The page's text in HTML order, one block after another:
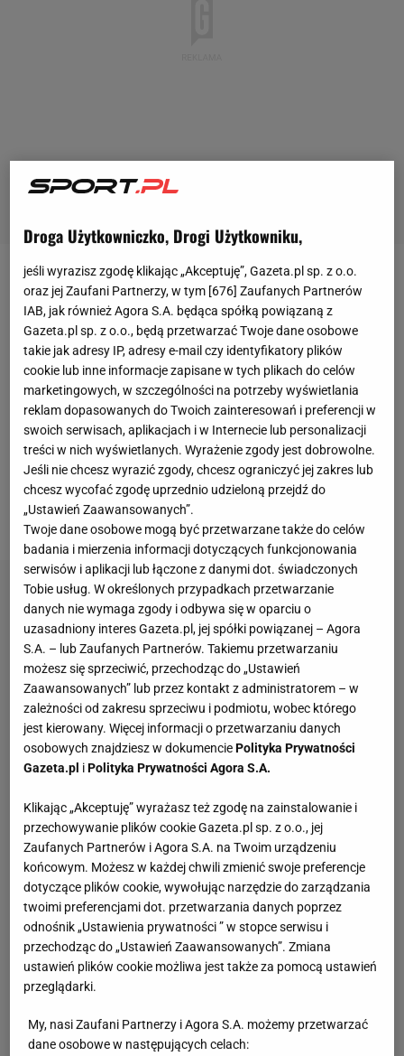
Bologna była absolutną rewelacją minionego sezonu
Serie A. Pod wodzą Thiago Motty skorzystali z faktu,
iż włoskiejlidzew nowym formacieLigi Mistrzów
przysługiwało pięć miejsc, a nie cztery i właśnie z
piątej lokaty awansowali do absolutnej europejskiej
elity. Po raz pierwszy od sześćdziesięciu lat, bo
ostatnio boloński klub grał jeszcze w Pucharze
Europy w sezonie 1964/65, gdy zapewne sporej
części obecnychkibicówtego zespołu nie było
nawet na świecie.
Droga Użytkowniczko, Drogi Użytkowniku,
jeśli wyrazisz zgodę klikając „Akceptuję”, Gazeta.pl sp. z o.o.
oraz jej Zaufani Partnerzy, w tym [676] Zaufanych Partnerów
IAB, jak również Agora S.A. będąca spółką powiązaną z
Gazeta.pl sp. z o.o., będą przetwarzać Twoje dane osobowe
takie jak adresy IP, adresy e-mail czy identyfikatory plików
cookie lub inne informacje zapisane w tych plikach do celów
marketingowych, w szczególności na potrzeby wyświetlania
reklam dopasowanych do Twoich zainteresowań i preferencji w
swoich serwisach, aplikacjach i w Internecie lub personalizacji
treści w nich wyświetlanych. Wyrażenie zgody jest dobrowolne.
Jeśli nie chcesz wyrazić zgody, chcesz ograniczyć jej zakres lub
chcesz wycofać zgodę uprzednio udzieloną przejdź do
„Ustawień Zaawansowanych”.
Twoje dane osobowe mogą być przetwarzane także do celów
badania i mierzenia informacji dotyczących funkcjonowania
serwisów i aplikacji lub łączone z danymi dot. świadczonych
Tobie usług. W określonych przypadkach przetwarzanie
danych nie wymaga zgody i odbywa się w oparciu o
uzasadniony interes Gazeta.pl, jej spółki powiązanej – Agora
S.A. – lub Zaufanych Partnerów. Takiemu przetwarzaniu
możesz się sprzeciwić, przechodząc do „Ustawień
Zaawansowanych” lub przez kontakt z administratorem – w
zależności od zakresu sprzeciwu i podmiotu, wobec którego
jest kierowany. Więcej informacji o przetwarzaniu danych
osobowych znajdziesz w dokumenciePolityka Prywatności
Gazeta.pl iPolityka Prywatności Agora S.A.
Klikając „Akceptuję” wyrażasz też zgodę na zainstalowanie i
przechowywanie plików cookie Gazeta.pl sp. z o.o., jej
Zaufanych Partnerów i Agora S.A. na Twoim urządzeniu
końcowym. Możesz w każdej chwili zmienić swoje preferencje
dotyczące plików cookie, wywołując narzędzie do zarządzania
twoimi preferencjami dot. przetwarzania danych poprzez
odnośnik „Ustawienia prywatności ” w stopce serwisu i
przechodząc do „Ustawień Zaawansowanych”. Zmiana
ustawień plików cookie możliwa jest także za pomocą ustawień
przeglądarki.
My, nasi Zaufani Partnerzy i Agora S.A. możemy przetwarzać
dane osobowe w następujących celach: